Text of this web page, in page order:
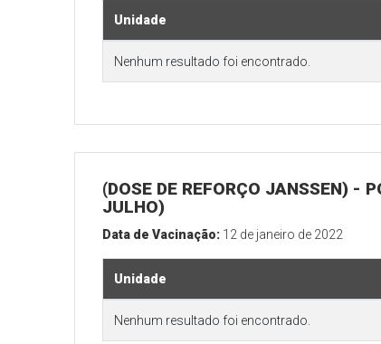
Unidade
Nenhum resultado foi encontrado.
(DOSE DE REFORÇO JANSSEN) -
JULHO)
Data de Vacinação: 12 de janeiro de 2022
Unidade
Nenhum resultado foi encontrado.